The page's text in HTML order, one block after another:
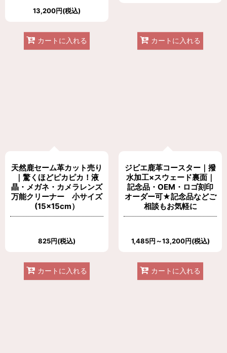
13,200円(税込)
カートに入れる カートに入れる
天然鹿セーム革カット売り
｜驚くほどピカピカ！液
晶・メガネ・カメラレンズ
万能クリーナー 小サイズ
(15×15cm）
825円(税込)
カートに入れる
ジビエ鹿革コースター｜撥
水加工×スウェード裏面｜
記念品・OEM・ロゴ刻印
オーダー可★記念品などご
相談もお気軽に
1,485円～13,200円(税込)
カートに入れる